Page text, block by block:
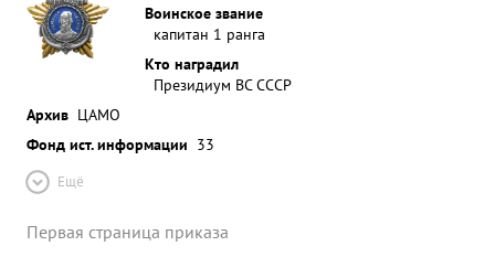
Воинское звание
капитан 1 ранга
Кто наградил
Президиум ВС СССР
Архив ЦАМО
Фонд ист. информации 33
Ещё
Первая страница приказа